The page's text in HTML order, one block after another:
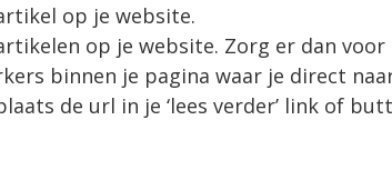
op je website.
op je website. Zorg er dan
binnen je pagina waar je direct
de url in je ‘lees verder’ link of